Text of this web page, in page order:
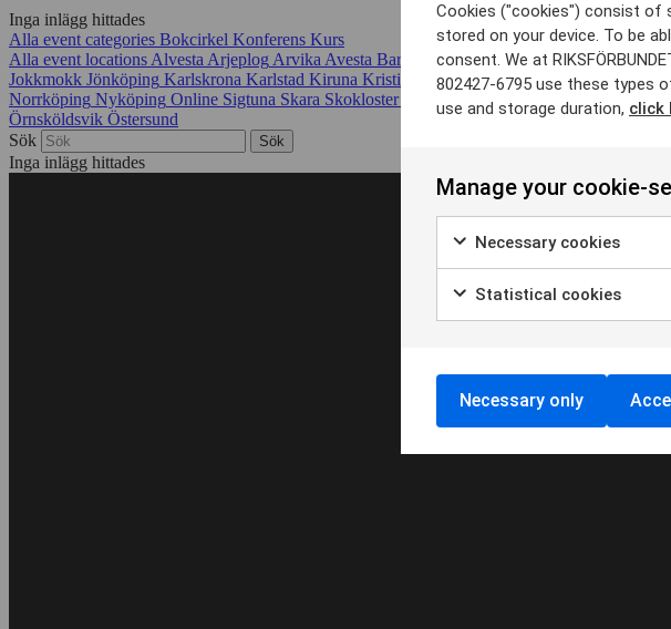
Inga inlägg hittades
Alla event categories Bokcirkel Konferens Kurs
Alla event locations Alvesta Arjeplog Arvika Avesta Bara Boden Borås Bålsta Eksjö
Jokkmokk Jönköping Karlskrona Karlstad Kiruna Kristianstad Kristinehamn Kungsbacka
Norrköping Nyköping Online Sigtuna Skara Skokloster Solna Stockholm Sundsvall
Örnsköldsvik Östersund
Sök
Inga inlägg hittades
Cookies ("cookies") consist of
stored on your device. To be
consent. We at
802427-6795 use these types
use and storage duration, click
Manage your cookie-
Necessary cookies
Statistical cookies
Necessary only